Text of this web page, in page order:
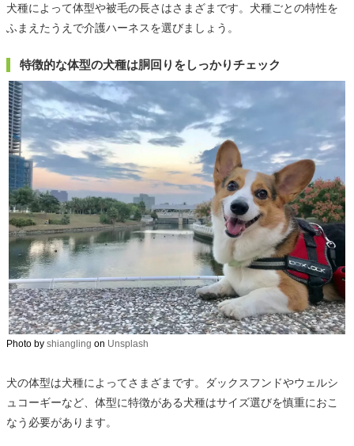
犬種によって体型や被毛の長さはさまざまです。犬種ごとの特性を
ふまえたうえで介護ハーネスを選びましょう。
特徴的な体型の犬種は胴回りをしっかりチェック
Photo by shiangling on Unsplash
犬の体型は犬種によってさまざまです。ダックスフンドやウェルシ
ュコーギーなど、体型に特徴がある犬種はサイズ選びを慎重におこ
なう必要があります。